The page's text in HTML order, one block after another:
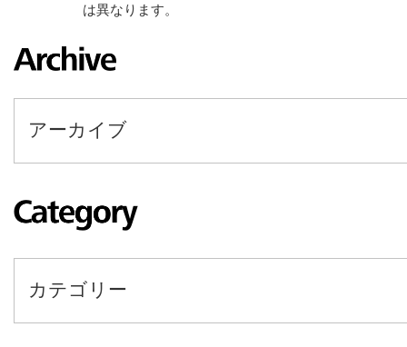
は異なります。
アーカイブ
カテゴリー